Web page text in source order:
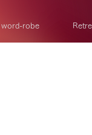
word-robe